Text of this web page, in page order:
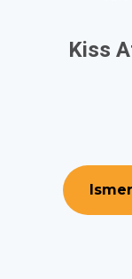
Kiss